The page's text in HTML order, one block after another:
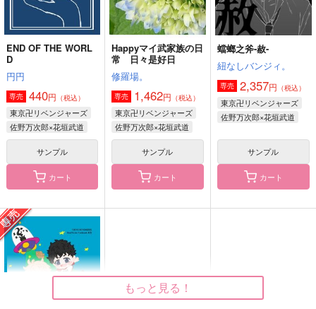
キミをぎゃふんと言わ
せたい！
CHIPS
佐野万次郎×花垣武道
サンプル
作品詳細
ラムジレンマ
1,572円
佐野万次郎×花垣武道
アニュス・デイ
餅々屋
2,800
佐野万次郎×花垣武道
END OF THE WORL
D
円円
専売 440円 （税込）
東京卍リベンジャーズ
佐野万次郎×花垣武道
サンプル
カート
Happyマイ武家族の日
常 日々是好日
修羅場。
専売 1,462円 （税込）
東京卍リベンジャーズ
佐野万次郎×花垣武道
サンプル
カート
蟷螂之斧-赦-
紐なしバンジィ。
専売 2,357円 （税込）
東京卍リベンジャーズ
佐野万次郎×花垣武道
サンプル
カート
もっと見る！